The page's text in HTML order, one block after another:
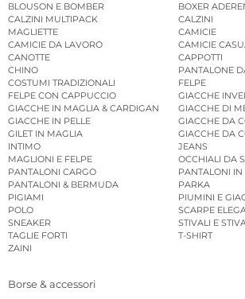
BLOUSON E BOMBER
BOXER
CALZINI MULTIPACK
CALZINI
MAGLIETTE
CAMICIE
CAMICIE DA LAVORO
CAMICIE
CANOTTE
CAPPOTTI
CHINO
PANTALONE
COSTUMI TRADIZIONALI
FELPE
FELPE CON CAPPUCCIO
GIACCHE
GIACCHE IN MAGLIA & CARDIGAN
GIACCHE DI
GIACCHE IN PELLE
GIACCHE DA
GILET IN MAGLIA
GIACCHE DA
INTIMO
JEANS
MAGLIONI E FELPE
OCCHIALI DA
PANTALONI CARGO
PANTALONI IN
PANTALONI & BERMUDA
PARKA
PIGIAMI
PIUMINI E
POLO
SCARPE
SNEAKER
STIVALI E
TAGLIE FORTI
T-SHIRT
ZAINI
Borse & accessori